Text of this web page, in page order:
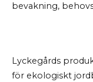
bevakning,
Lyckegårds
för ekologiskt